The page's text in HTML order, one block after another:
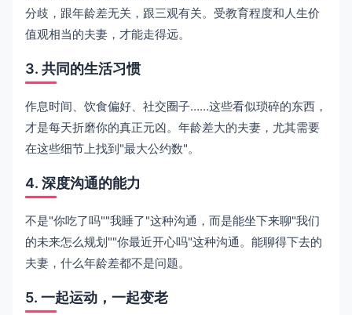
分歧，跟年龄差无关，跟三观有关。受教育程度和人生价
值观相当的夫妻，才能走得远。
3. 共同的生活习惯
作息时间、饮食偏好、社交圈子……这些看似琐碎的东西，
才是每天折磨你的真正元凶。年龄差大的夫妻，尤其需要
在这些细节上找到"最大公约数"。
4. 深度沟通的能力
不是"你吃了吗""我睡了"这种沟通，而是能坐下来聊"我们
的未来怎么规划""你最近开心吗"这种沟通。能聊得下去的
夫妻，什么年龄差都不是问题。
5. 一起运动，一起变老